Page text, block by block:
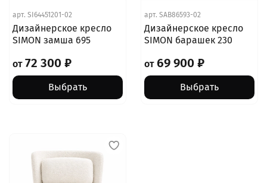
арт. SI64451201-02
Дизайнерское кресло
SIMON замша 695
от72 300 ₽
Выбрать
арт. SAB86593-02
Дизайнерское кресло
SIMON барашек 230
от69 900 ₽
Выбрать